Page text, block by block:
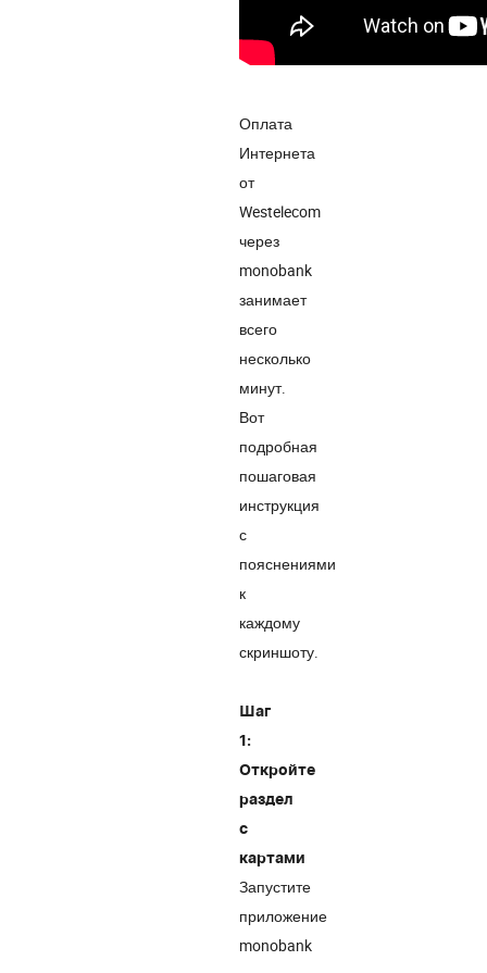
Оплата
Интернета
от
Westelecom
через
monobank
занимает
всего
несколько
минут.
Вот
подробная
пошаговая
инструкция
с
пояснениями
к
каждому
скриншоту.
Шаг
1:
Откройте
раздел
с
картами
Запустите
приложение
monobank